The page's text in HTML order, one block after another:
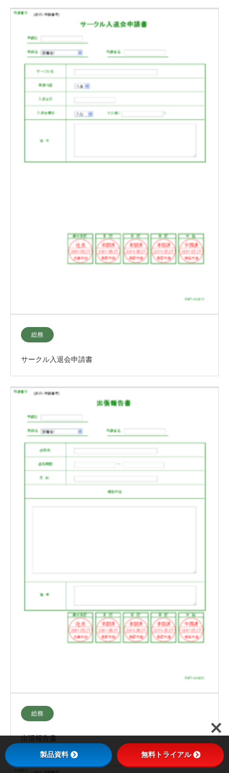
総務
サークル入退会申請書
総務
出張報告書
製品資料 無料トライアル